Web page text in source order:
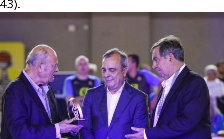
43).